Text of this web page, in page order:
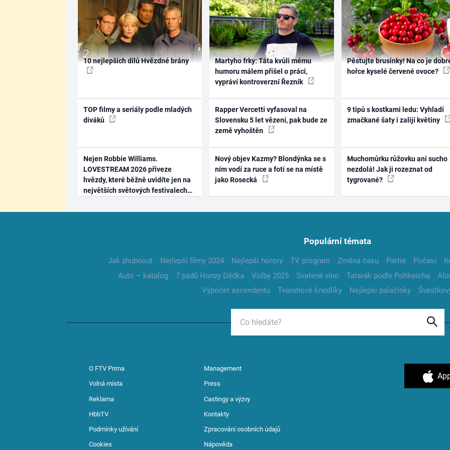
10 nejlepších dílů Hvězdné brány
TOP filmy a seriály podle mladých
diváků
Nejen Robbie Williams.
LOVESTREAM 2026 přiveze
hvězdy, které běžně uvidíte jen na
největších světových festivalech
Martyho frky: Táta kvůli mému
humoru málem přišel o práci,
vypráví kontroverzní Řezník
Rapper Vercetti vyfasoval na
Slovensku 5 let vězení, pak bude ze
země vyhoštěn
Nový objev Kazmy? Blondýnka se s
ním vodí za ruce a fotí se na místě
jako Rosecká
Pěstujte brusinky! Na co je
hořce kyselé červené ovoce?
9 tipů s kostkami ledu: Vyhladí
zmačkané šaty i zalijí květiny
Muchomůrku růžovku ani sucho
nezdolá! Jak ji rozeznat od
tygrované?
Populární témata
Jak zhubnout Nejlepší filmy 2024 Nejlepší horory TV program Změna času Partie Počasí
Auto – katalog
7 pádů Honzy Dědka Volby 2025 Svařené víno Tatarák podle Pohlreicha
Výpočet ascendentu
Tvarohové knedlíky Nejlepší palačinky
O FTV Prima Management
Volná místa Press
Reklama Castingy a výzvy
HbbTV Kontakty
Podmínky užívání Zpracování osobních údajů
Cookies Nápověda